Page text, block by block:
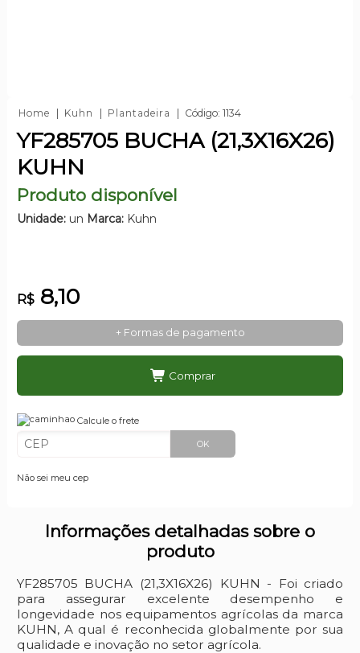
Home Kuhn Plantadeira Código: 1134
YF285705 BUCHA (21,3X16X26)
KUHN
Produto disponível
Unidade:un Marca:Kuhn
R$8,10
+ Formas de pagamento
Comprar
Calcule o frete
OK
Não sei meu cep
Informações detalhadas sobre o
produto
YF285705 BUCHA (21,3X16X26) KUHN - Foi criado
para assegurar excelente desempenho e
longevidade nos equipamentos agrícolas da marca
KUHN, A qual é reconhecida globalmente por sua
qualidade e inovação no setor agrícola.